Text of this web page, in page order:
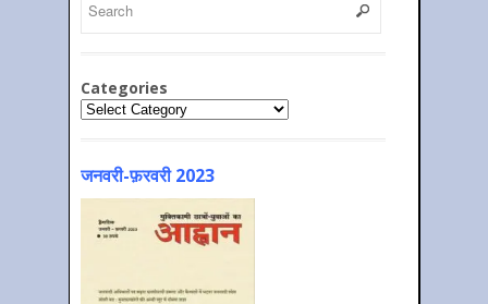
Categories
Categories
जनवरी-फ़रवरी 2023